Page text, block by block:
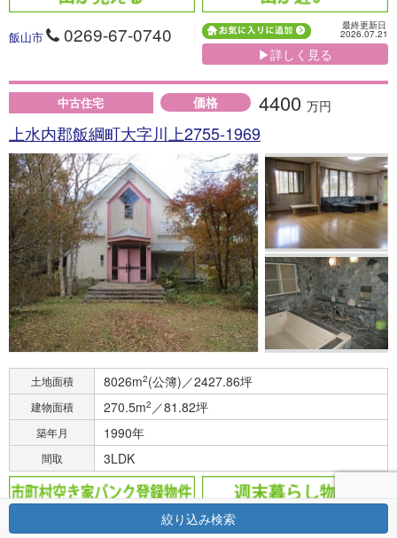
飯山市 0269-67-0740 最終更新日
2026.07.21
▶詳しく見る
中古住宅 価格 4400 万円
上水内郡飯綱町大字川上2755-1969
土地面積 8026m2(公簿)／2427.86坪
建物面積 270.5m2 ／81.82坪
築年月 1990年
間取 3LDK
絞り込み検索